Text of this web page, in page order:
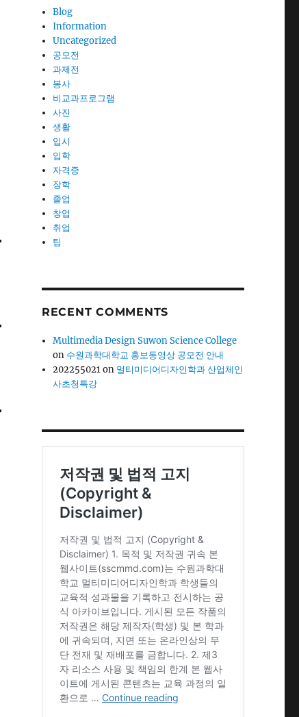
Blog
Information
Uncategorized
공모전
과제전
봉사
비교과프로그램
사진
생활
입시
입학
자격증
장학
졸업
창업
취업
팁
RECENT COMMENTS
Multimedia Design Suwon Science College
on 수원과학대학교 홍보동영상 공모전 안내
202255021on 멀티미디어디자인학과 산업체인
사초청특강